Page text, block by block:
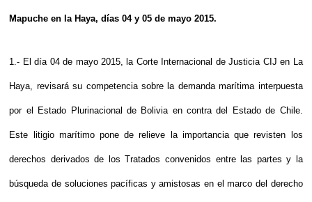
Mapuche en la Haya, días 04 y 05 de mayo 2015.
1.- El día 04 de mayo 2015, la Corte Internacional de Justicia CIJ en La
Haya, revisará su competencia sobre la demanda marítima interpuesta
por el Estado Plurinacional de Bolivia en contra del Estado de Chile.
Este litigio marítimo pone de relieve la importancia que revisten los
derechos derivados de los Tratados convenidos entre las partes y la
búsqueda de soluciones pacíficas y amistosas en el marco del derecho